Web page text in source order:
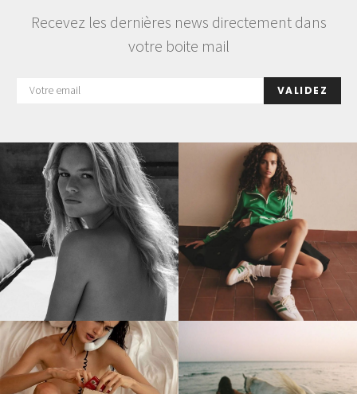
Recevez les dernières news directement dans
votre boite mail
VALIDEZ